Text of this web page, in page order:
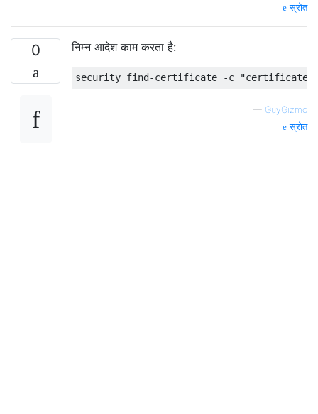
स्रोत
0 निम्न आदेश काम करता है:
security find-certificate -c "certificate
— GuyGizmo
स्रोत